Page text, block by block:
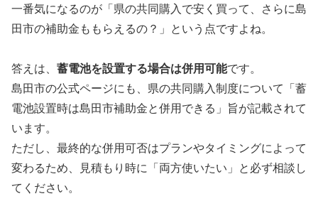
一番気になるのが「県の共同購入で安く買って、さらに島
田市の補助金ももらえるの？」という点ですよね。
答えは、 蓄電池を設置する場合は併用可能です。
島田市の公式ページにも、県の共同購入制度について「蓄
電池設置時は島田市補助金と併用できる」旨が記載されて
います。
ただし、最終的な併用可否はプランやタイミングによって
変わるため、見積もり時に「両方使いたい」と必ず相談し
てください。